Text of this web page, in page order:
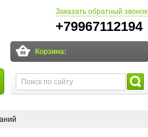
Заказать обратный звонок
+79967112194
Корзина: